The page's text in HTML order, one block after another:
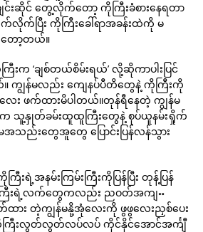
င်းဆိုင် တွေ့လိုက်တော့ ကိုကြီးခံစားနေရတာ
က်လိုက်ပြီး ကိုကြီးခေါ်ရာအခန်းထဲကို မ
တော့တယ်။
းက ‘ချစ်တယ်စိမ်းရယ်’ လို့ဆိုကာပါးပြင်
ကျွန်မလည်း ကျေနပ်ပီတိတွေနဲ့ ကိုကြီးကို
ေး ဖက်ထားမိပါတယ်။တုန်ရီနေတဲ့ ကျွန်မ
သူ့နှုတ်ခမ်းထူထူကြီးတွေနဲ့ စုပ်ယူနမ်းရှိုက်
သည်းတွေအူတွေ ပြောင်းပြန်လန်သွား
ြီးရဲ့အနမ်းကြမ်းကြီးကိုပြန်ပြီး တုန့်ပြန်
ြီးရဲ့လက်တွေကလည်း ညဝတ်အကျႌ
ား တဲ့ကျွန်မနို့အုံလေးကို ဖွဖွလေးညှစ်ပေး
ကြီးလွတ်လွတ်လပ်လပ် ကိုင်နိုင်အောင်အင်္ကျီ